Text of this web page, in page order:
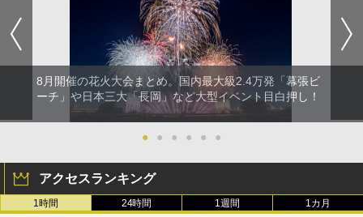
8月開催の花火大会まとめ。国内最大級2.4万発「幕張ビ
ーチ」や日本三大「長岡」など大型イベント目白押し！
● ● ● ● ● ●
アクセスランキング
1時間 24時間 1週間 1カ月